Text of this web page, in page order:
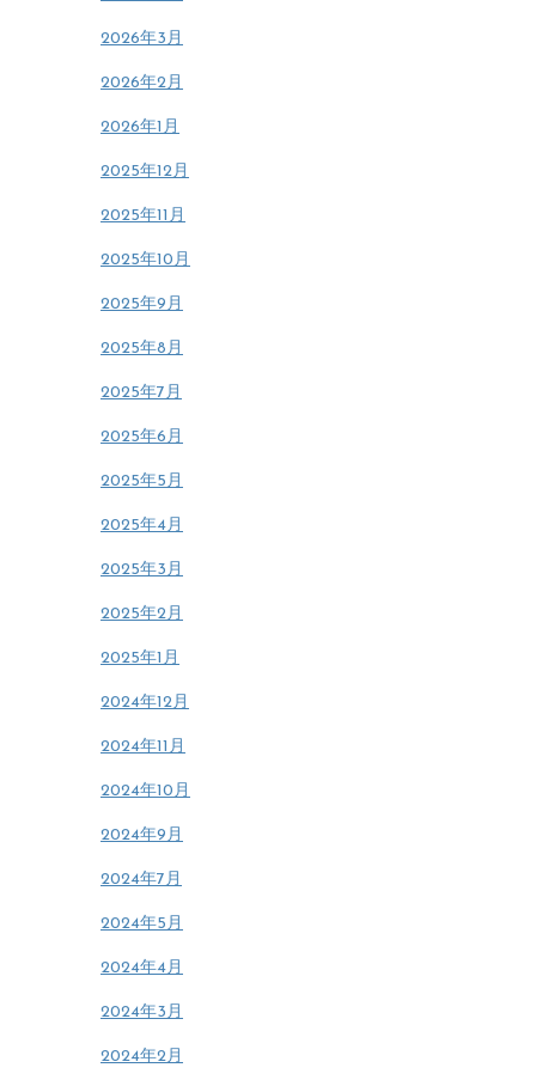
2026年3月
2026年2月
2026年1月
2025年12月
2025年11月
2025年10月
2025年9月
2025年8月
2025年7月
2025年6月
2025年5月
2025年4月
2025年3月
2025年2月
2025年1月
2024年12月
2024年11月
2024年10月
2024年9月
2024年7月
2024年5月
2024年4月
2024年3月
2024年2月